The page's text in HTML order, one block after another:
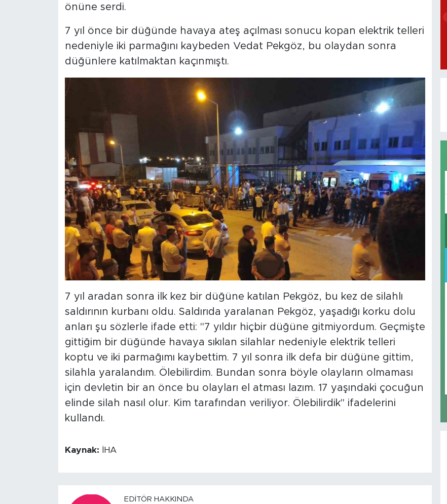
önüne serdi.
7 yıl önce bir düğünde havaya ateş açılması sonucu kopan elektrik telleri
nedeniyle iki parmağını kaybeden Vedat Pekgöz, bu olaydan sonra
düğünlere katılmaktan kaçınmıştı.
7 yıl aradan sonra ilk kez bir düğüne katılan Pekgöz, bu kez de silahlı
saldırının kurbanı oldu. Saldırıda yaralanan Pekgöz, yaşadığı korku dolu
anları şu sözlerle ifade etti: "7 yıldır hiçbir düğüne gitmiyordum. Geçmişte
gittiğim bir düğünde havaya sıkılan silahlar nedeniyle elektrik telleri
koptu ve iki parmağımı kaybettim. 7 yıl sonra ilk defa bir düğüne gittim,
silahla yaralandım. Ölebilirdim. Bundan sonra böyle olayların olmaması
için devletin bir an önce bu olayları el atması lazım. 17 yaşındaki çocuğun
elinde silah nasıl olur. Kim tarafından veriliyor. Ölebilirdik" ifadelerini
kullandı.
Kaynak: İHA
EDITÖR HAKKINDA